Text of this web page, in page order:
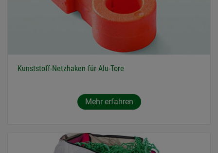
Kunststoff-Netzhaken für Alu-Tore
Mehr erfahren